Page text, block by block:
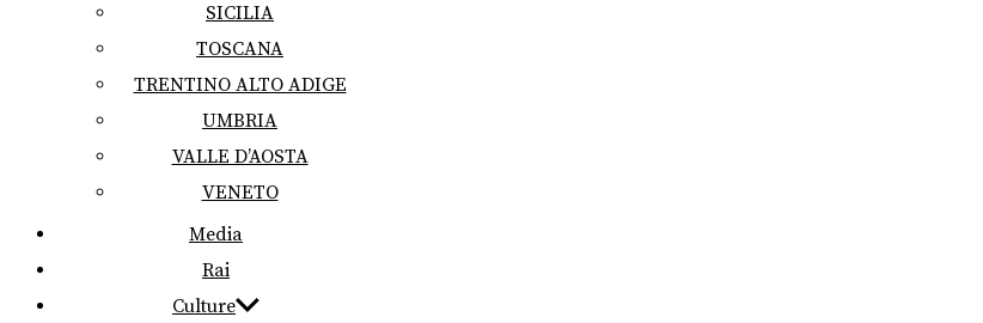
SICILIA
TOSCANA
TRENTINO ALTO ADIGE
UMBRIA
VALLE D’AOSTA
VENETO
Media
Rai
Culture